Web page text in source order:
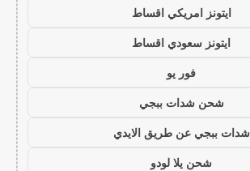
ايتونز امريكي اقساط
ايتونز سعودي اقساط
فور يو
شحن شدات ببجي
شدات ببجي عن طريق الايدي
شحن يلا لودو